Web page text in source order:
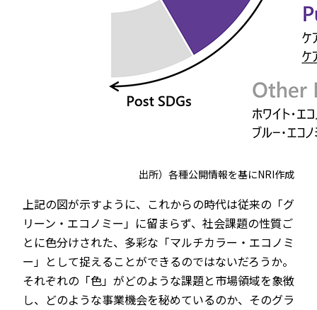
出所）各種公開情報を基にNRI作成
上記の図が示すように、これからの時代は従来の「グ
リーン・エコノミー」に留まらず、社会課題の性質ご
とに色分けされた、多彩な「マルチカラー・エコノミ
ー」として捉えることができるのではないだろうか。
それぞれの「色」がどのような課題と市場領域を象徴
し、どのような事業機会を秘めているのか、そのグラ